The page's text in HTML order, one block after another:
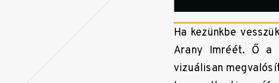
Ha kezünkbe
Arany Imréét. Ő a
vizuálisan